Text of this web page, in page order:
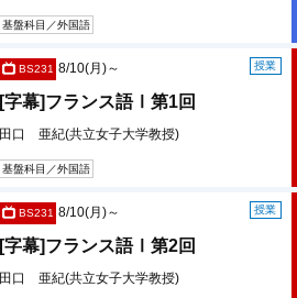
基盤科目／外国語
BS231 授業
8/10(月)～
[字幕]フランス語Ⅰ第1回
田口 亜紀(共立女子大学教授)
基盤科目／外国語
BS231 授業
8/10(月)～
[字幕]フランス語Ⅰ第2回
田口 亜紀(共立女子大学教授)